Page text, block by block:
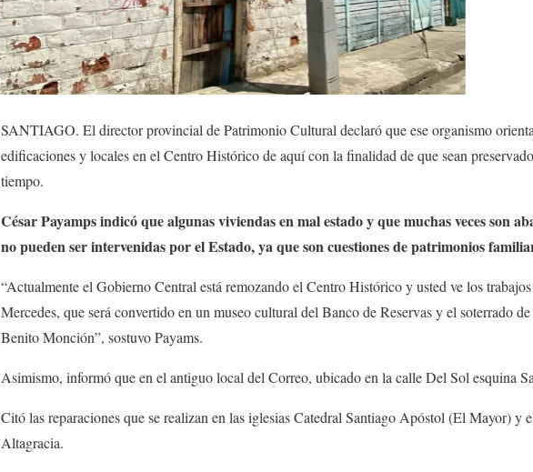
SANTIAGO. El director provincial de Patrimonio Cultural declaró que ese organismo
edificaciones y locales en el Centro Histórico de aquí con la finalidad de que sean
tiempo.
César Payamps indicó que algunas viviendas en mal estado y que muchas veces son
no pueden ser intervenidas por el Estado, ya que son cuestiones de patrimonios
“Actualmente el Gobierno Central está remozando el Centro Histórico y usted ve los
Mercedes, que será convertido en un museo cultural del Banco de Reservas y el soterrado
Benito Monción”, sostuvo Payams.
Asimismo, informó que en el antiguo local del Correo, ubicado en la calle Del Sol esquina
Citó las reparaciones que se realizan en las iglesias Catedral Santiago Apóstol (El Mayor) y
Altagracia.